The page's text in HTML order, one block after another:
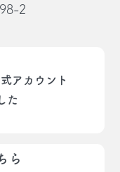
2
アカウント
た
ら